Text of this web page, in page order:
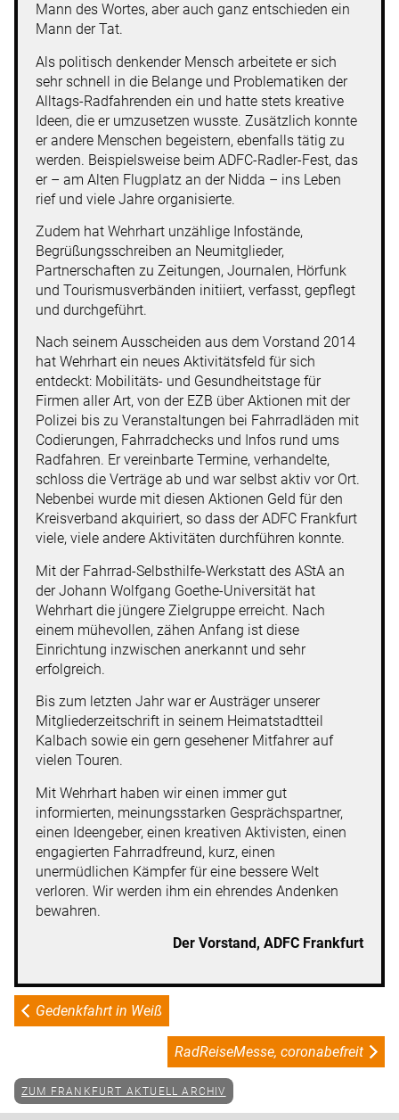
Mann des Wortes, aber auch ganz entschieden ein
Mann der Tat.
Als politisch denkender Mensch arbeitete er sich
sehr schnell in die Belange und Problematiken der
Alltags-Radfahrenden ein und hatte stets kreative
Ideen, die er umzusetzen wusste. Zusätzlich konnte
er andere Menschen begeistern, ebenfalls tätig zu
werden. Beispielsweise beim ADFC-Radler-Fest, das
er – am Alten Flugplatz an der Nidda – ins Leben
rief und viele Jahre organisierte.
Zudem hat Wehrhart unzählige Infostände,
Begrüßungsschreiben an Neumitglieder,
Partnerschaften zu Zeitungen, Journalen, Hörfunk
und Tourismusverbänden initiiert, verfasst, gepflegt
und durchgeführt.
Nach seinem Ausscheiden aus dem Vorstand 2014
hat Wehrhart ein neues Aktivitätsfeld für sich
entdeckt: Mobilitäts- und Gesundheitstage für
Firmen aller Art, von der EZB über Aktionen mit der
Polizei bis zu Veranstaltungen bei Fahrradläden mit
Codierungen, Fahrradchecks und Infos rund ums
Radfahren. Er vereinbarte Termine, verhandelte,
schloss die Verträge ab und war selbst aktiv vor Ort.
Nebenbei wurde mit diesen Aktionen Geld für den
Kreisverband akquiriert, so dass der ADFC Frankfurt
viele, viele andere Aktivitäten durchführen konnte.
Mit der Fahrrad-Selbsthilfe-Werkstatt des AStA an
der Johann Wolfgang Goethe-Universität hat
Wehrhart die jüngere Zielgruppe erreicht. Nach
einem mühevollen, zähen Anfang ist diese
Einrichtung inzwischen anerkannt und sehr
erfolgreich.
Bis zum letzten Jahr war er Austräger unserer
Mitgliederzeitschrift in seinem Heimatstadtteil
Kalbach sowie ein gern gesehener Mitfahrer auf
vielen Touren.
Mit Wehrhart haben wir einen immer gut
informierten, meinungsstarken Gesprächspartner,
einen Ideengeber, einen kreativen Aktivisten, einen
engagierten Fahrradfreund, kurz, einen
unermüdlichen Kämpfer für eine bessere Welt
verloren. Wir werden ihm ein ehrendes Andenken
bewahren.
Der Vorstand, ADFC Frankfurt
Gedenkfahrt in Weiß
RadReiseMesse, coronabefreit
ZUM FRANKFURT AKTUELL ARCHIV